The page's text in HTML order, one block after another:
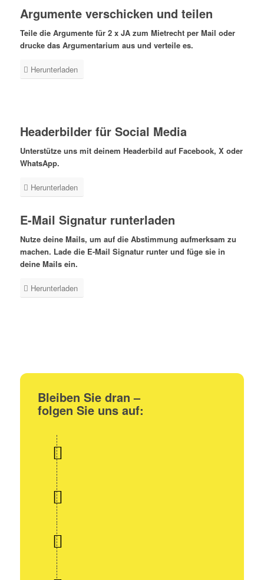
Argumente verschicken und teilen
Teile die Argumente für 2 x JA zum Mietrecht per Mail oder
drucke das Argumentarium aus und verteile es.
Herunterladen
Headerbilder für Social Media
Unterstütze uns mit deinem Headerbild auf Facebook, X oder
WhatsApp.
Herunterladen
E-Mail Signatur runterladen
Nutze deine Mails, um auf die Abstimmung aufmerksam zu
machen. Lade die E-Mail Signatur runter und füge sie in
deine Mails ein.
Herunterladen
Bleiben Sie dran –
folgen Sie uns auf: